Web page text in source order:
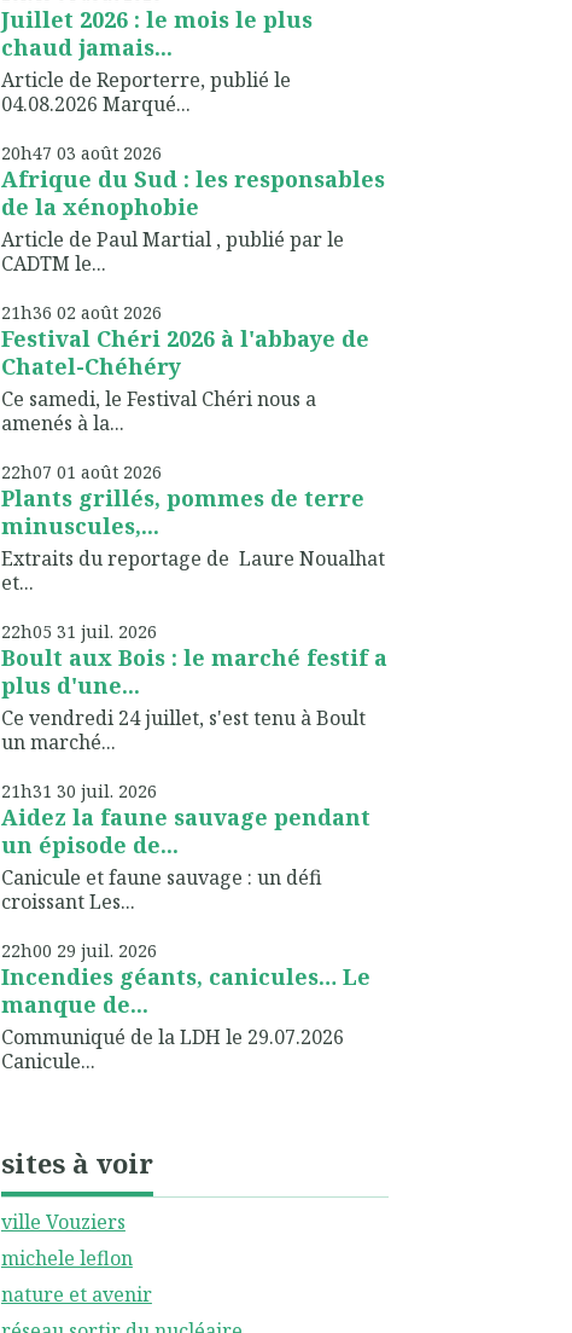
Juillet 2026 : le mois le plus
chaud jamais...
Article de Reporterre, publié le
04.08.2026 Marqué...
20h47 03 août 2026
Afrique du Sud : les responsables
de la xénophobie
Article de Paul Martial , publié par le
CADTM le...
21h36 02 août 2026
Festival Chéri 2026 à l'abbaye de
Chatel-Chéhéry
Ce samedi, le Festival Chéri nous a
amenés à la...
22h07 01 août 2026
Plants grillés, pommes de terre
minuscules,...
Extraits du reportage de Laure Noualhat
et...
22h05 31 juil. 2026
Boult aux Bois : le marché festif a
plus d'une...
Ce vendredi 24 juillet, s'est tenu à Boult
un marché...
21h31 30 juil. 2026
Aidez la faune sauvage pendant
un épisode de...
Canicule et faune sauvage : un défi
croissant Les...
22h00 29 juil. 2026
Incendies géants, canicules… Le
manque de...
Communiqué de la LDH le 29.07.2026
Canicule...
sites à voir
ville Vouziers
michele leflon
nature et avenir